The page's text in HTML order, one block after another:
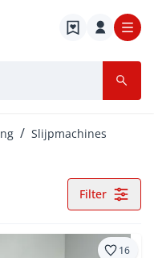
Slijpmachines
Filter
16